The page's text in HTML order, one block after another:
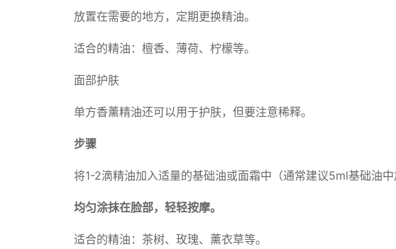
放置在需要的地方，定期更换精油。
适合的精油：檀香、薄荷、柠檬等。
面部护肤
单方香薰精油还可以用于护肤，但要注意稀释。
步骤
将1-2滴精油加入适量的基础油或面霜中（通常建议5ml基础油中
均匀涂抹在脸部，轻轻按摩。
适合的精油：茶树、玫瑰、薰衣草等。